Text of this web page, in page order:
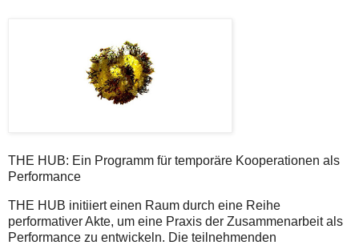
THE HUB: Ein Programm für temporäre Kooperationen als
Performance
THE HUB initiiert einen Raum durch eine Reihe
performativer Akte, um eine Praxis der Zusammenarbeit als
Performance zu entwickeln. Die teilnehmenden